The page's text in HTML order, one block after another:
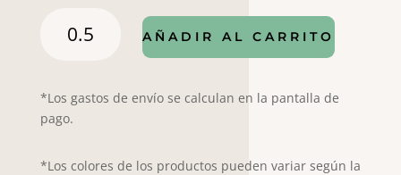
santana
AÑADIR AL CARRITO
*Los gastos de envío se calculan en la pantalla de
pago.
*Los colores de los productos pueden variar según la